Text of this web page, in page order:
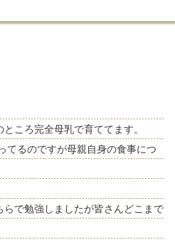
ころ完全母乳で育ててます。
てるのですが母親自身の食事につ
で勉強しましたが皆さんどこまで